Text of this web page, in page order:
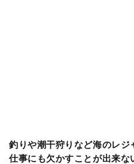
釣りや潮干狩りなど海のレ
仕事にも欠かすことが出来な